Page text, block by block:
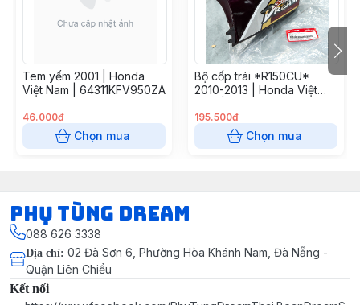
Tem yếm 2001 | Honda
Việt Nam | 64311KFV950ZA
46.000đ
Chọn mua
Bộ cốp trái *R150CU*
2010-2013 | Honda Việt
195.500đ
Chọn mua
Phụ Tùng Dream
088 626 3338
Địa chỉ: 02 Đà Sơn 6, Phường Hòa Khánh Nam, Đà Nẵng -
Quận Liên Chiểu
Kết nối